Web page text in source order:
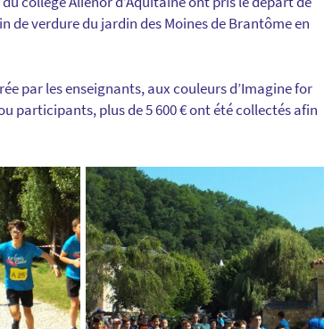
de verdure du jardin des Moines de Brantôme en
par les enseignants, aux couleurs d’Imagine for
participants, plus de 5 600 € ont été collectés afin